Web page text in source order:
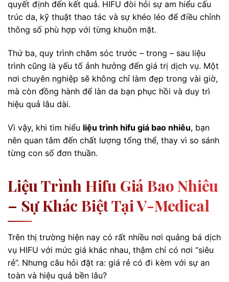
quyết định đến kết quả. HIFU đòi hỏi sự am hiểu cấu
trúc da, kỹ thuật thao tác và sự khéo léo để điều chỉnh
thông số phù hợp với từng khuôn mặt.
Thứ ba, quy trình chăm sóc trước – trong – sau liệu
trình cũng là yếu tố ảnh hưởng đến giá trị dịch vụ. Một
nơi chuyên nghiệp sẽ không chỉ làm đẹp trong vài giờ,
mà còn đồng hành để làn da bạn phục hồi và duy trì
hiệu quả lâu dài.
Vì vậy, khi tìm hiểu liệu trình hifu giá bao nhiêu, bạn
nên quan tâm đến chất lượng tổng thể, thay vì so sánh
từng con số đơn thuần.
Liệu Trình Hifu Giá Bao Nhiêu
– Sự Khác Biệt Tại V-Medical
Trên thị trường hiện nay có rất nhiều nơi quảng bá dịch
vụ HIFU với mức giá khác nhau, thậm chí có nơi “siêu
rẻ”. Nhưng câu hỏi đặt ra: giá rẻ có đi kèm với sự an
toàn và hiệu quả bền lâu?